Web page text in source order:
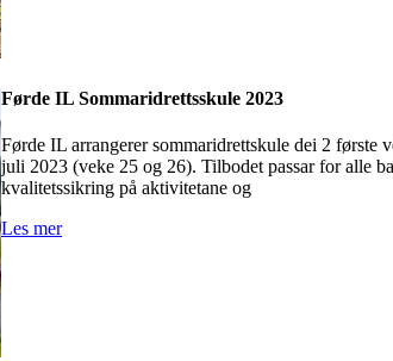
Førde IL Sommaridrettsskule 2023
Førde IL arrangerer sommaridrettskule dei 2 første
juli 2023 (veke 25 og 26). Tilbodet passar for alle
kvalitetssikring på aktivitetane og
Les mer